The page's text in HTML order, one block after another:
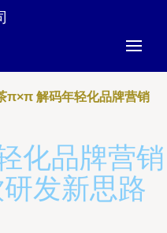
π×π 解码年轻化品牌营销
化品牌营销
发新思路